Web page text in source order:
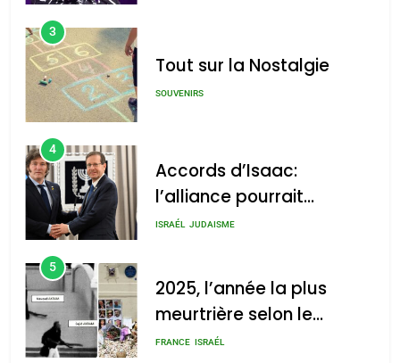
3
Tout sur la Nostalgie
SOUVENIRS
4
Accords d’Isaac:
l’alliance pourrait
s’étendre à 13 pays
ISRAÉL JUDAISME
5
2025, l’année la plus
meurtrière selon le
rapport d’ADL contre
FRANCE ISRAÉL